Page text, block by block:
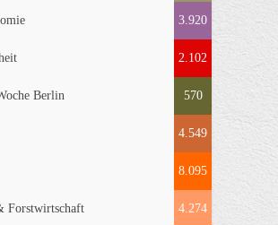
3.920
2.102
Berlin 570
4.549
8.095
Forstwirtschaft 4.274